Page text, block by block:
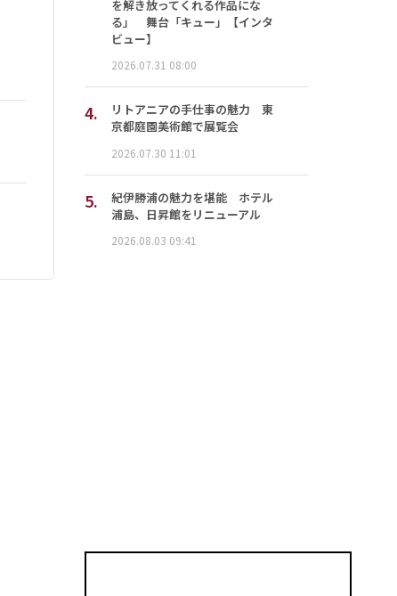
を解き放ってくれる作品にな
る」 舞台「キュー」【インタ
ビュー】
2026.07.31 08:00
4.
リトアニアの手仕事の魅力 東
京都庭園美術館で展覧会
2026.07.30 11:01
5.
紀伊勝浦の魅力を堪能 ホテル
浦島、日昇館をリニューアル
2026.08.03 09:41